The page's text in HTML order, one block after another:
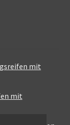
mit
mit